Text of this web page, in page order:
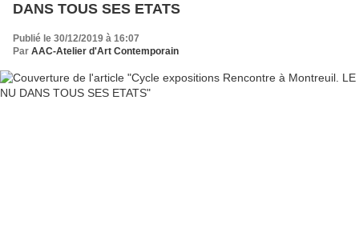
DANS TOUS SES ETATS
Publié le 30/12/2019 à 16:07
Par AAC-Atelier d'Art Contemporain